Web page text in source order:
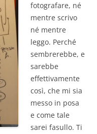
fotografare, né
mentre scrivo
né mentre
leggo. Perché
sembrerebbe, e
sarebbe
effettivamente
così, che mi sia
messo in posa
e come tale
sarei fasullo. Ti